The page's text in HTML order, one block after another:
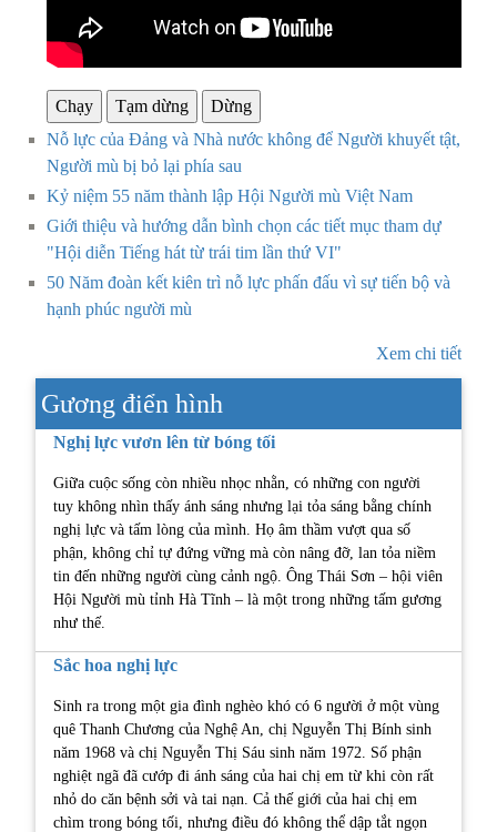
Chạy Tạm dừng
Dừng
Nỗ lực của Đảng và Nhà nước không để Người khuyết tật,
Người mù bị bỏ lại phía sau
Kỷ niệm 55 năm thành lập Hội Người mù Việt Nam
Giới thiệu và hướng dẫn bình chọn các tiết mục tham dự
"Hội diễn Tiếng hát từ trái tim lần thứ VI"
50 Năm đoàn kết kiên trì nỗ lực phấn đấu vì sự tiến bộ và
hạnh phúc người mù
Xem chi tiết
Gương điển hình
Nghị lực vươn lên từ bóng tối
Giữa cuộc sống còn nhiều nhọc nhằn, có những con người
tuy không nhìn thấy ánh sáng nhưng lại tỏa sáng bằng chính
nghị lực và tấm lòng của mình. Họ âm thầm vượt qua số
phận, không chỉ tự đứng vững mà còn nâng đỡ, lan tỏa niềm
tin đến những người cùng cảnh ngộ. Ông Thái Sơn – hội viên
Hội Người mù tỉnh Hà Tĩnh – là một trong những tấm gương
như thế.
Sắc hoa nghị lực
Sinh ra trong một gia đình nghèo khó có 6 người ở một vùng
quê Thanh Chương của Nghệ An, chị Nguyễn Thị Bính sinh
năm 1968 và chị Nguyễn Thị Sáu sinh năm 1972. Số phận
nghiệt ngã đã cướp đi ánh sáng của hai chị em từ khi còn rất
nhỏ do căn bệnh sởi và tai nạn. Cả thế giới của hai chị em
chìm trong bóng tối, nhưng điều đó không thể dập tắt ngọn